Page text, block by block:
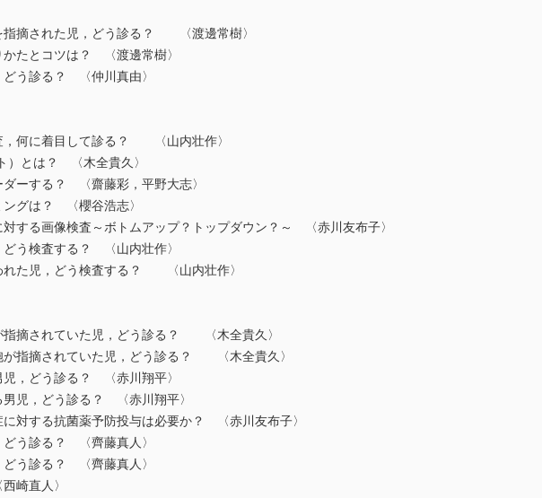
摘された児，どう診る？ 〈渡邊常樹〉
たとコツは？ 〈渡邊常樹〉
う診る？ 〈仲川真由〉
何に着目して診る？ 〈山内壮作〉
とは？ 〈木全貴久〉
ーする？ 〈齋藤彩，平野大志〉
グは？ 〈櫻谷浩志〉
る画像検査～ボトムアップ？トップダウン？～ 〈赤川友布子〉
う検査する？ 〈山内壮作〉
た児，どう検査する？ 〈山内壮作〉
摘されていた児，どう診る？ 〈木全貴久〉
指摘されていた児，どう診る？ 〈木全貴久〉
，どう診る？ 〈赤川翔平〉
児，どう診る？ 〈赤川翔平〉
対する抗菌薬予防投与は必要か？ 〈赤川友布子〉
う診る？ 〈齊藤真人〉
う診る？ 〈齊藤真人〉
崎直人〉